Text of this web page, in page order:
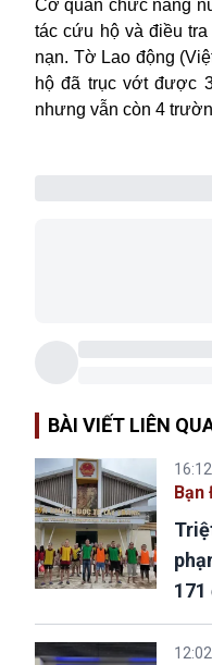
Cơ quan chức năng
tác cứu hộ và điều
nạn. Tờ Lao động (
hộ đã trục vớt được
nhưng vẫn còn 4
BÀI VIẾT LIÊN
Bạn